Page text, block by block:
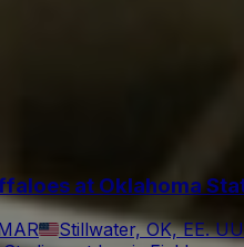
at Oklahoma
Stillwater, OK, EE.